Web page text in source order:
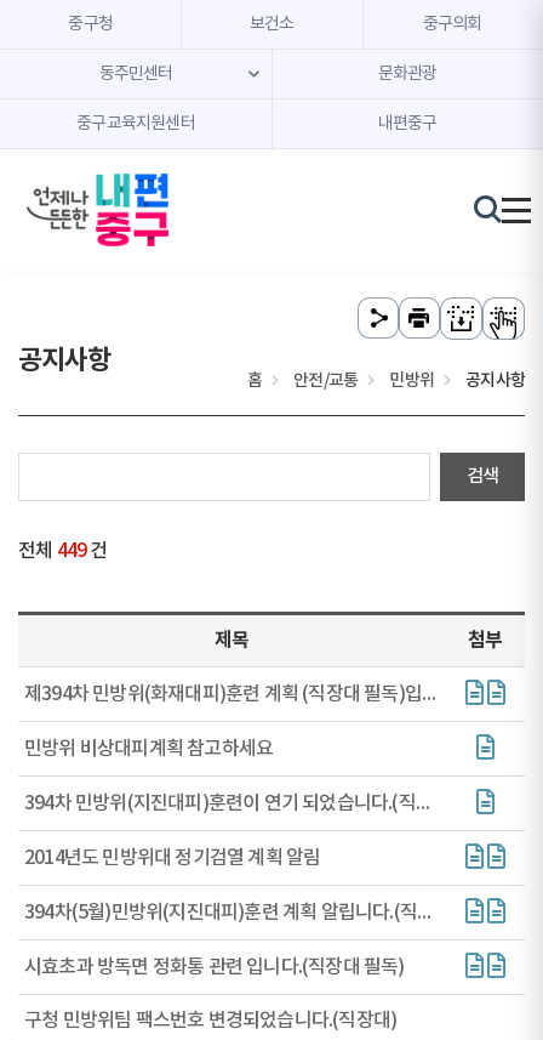
본문 내용 바로가기
주메뉴 바로가기
중구청 보건소 중구의회
동주민센터 문화관광
중구교육지원센터 내편중구
공지사항
홈 안전/교통 민방위 공지사항
전체 449 건
제목 첨부
제394차 민방위(화재대피)훈련 계획 (직장대 필독)입니다.
민방위 비상대피계획 참고하세요
394차 민방위(지진대피)훈련이 연기 되었습니다.(직장대 필독)
2014년도 민방위대 정기검열 계획 알림
394차(5월)민방위(지진대피)훈련 계획 알립니다.(직장대 필독)
시효초과 방독면 정화통 관련 입니다.(직장대 필독)
구청 민방위팀 팩스번호 변경되었습니다.(직장대)